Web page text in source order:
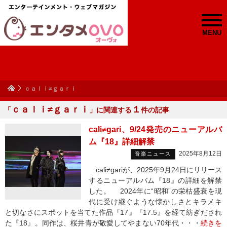
MENU
ｃａｌｉ≠ｇａｒｉ
「 ｃａｌｉ≠ｇａｒｉ 」に関連する １ 件の記事
cali≠gari、9/24発売のニューアルバ
ム『18』詳細解禁
音楽ニュース 2025年8月12日
cali≠gariが、2025年9月24日にリリース
するニューアルバム『18』の詳細を解禁
した。 2024年に“昭和”の栄枯盛衰を現
代に受け継ぐような懐かしさとキラメキ
と切なさにスポットを当てた作品『17』『17.5』を経て紡ぎだされ
た『18』。同作は、桜井青が敬愛してやまない70年代・・・ 続きを